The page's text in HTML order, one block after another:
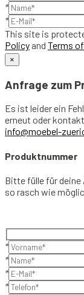
*
*
This site is
Policy and Terms
×
Anfrage zum
Es ist leider ein
erneut oder
info@moebel-
Produktnummer
Bitte fülle für deine
so rasch wie
*
*
*
*